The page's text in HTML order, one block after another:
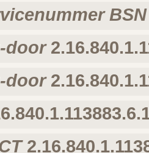
BSN
Nederlands Burger Service
National Person ID
door
Type
door (codesysteem)
door
Type